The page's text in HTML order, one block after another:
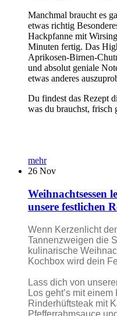
Manchmal braucht es
etwas richtig
Hackpfanne mit
Minuten fertig. Das
Aprikosen-Birnen-
und absolut geniale
etwas anderes
Du findest das Rezept
was du brauchst, frisch
mehr
26 Nov
Weihnachtsessen
unsere festlichen
Wenn Kerzenlicht
Tannenzweigen die
kulinarische
Kochbox wird dein
Lass dich von
Los geht’s mit
Rinderhüftsteak mit
Pfefferrahmsauce